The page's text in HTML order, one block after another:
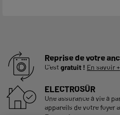
Reprise de votre
C'estgratuit ! En savoir +
ELECTROSÛR
Une assurance à vie à
appareils de votre foyer